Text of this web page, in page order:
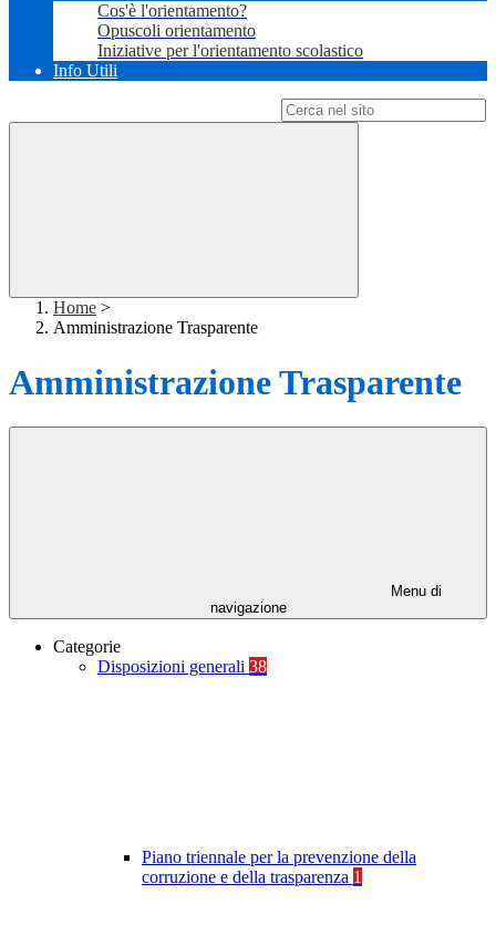
Cos'è l'orientamento?
Opuscoli orientamento
Iniziative per l'orientamento scolastico
Info Utili
Home >
Amministrazione Trasparente
Amministrazione Trasparente
Menu di
navigazione
Categorie
Disposizioni generali 38
Piano triennale per la prevenzione della
corruzione e della trasparenza 1